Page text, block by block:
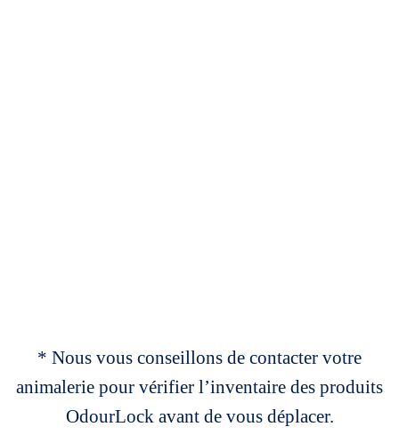
* Nous vous conseillons de contacter votre
animalerie pour vérifier l’inventaire des produits
OdourLock avant de vous déplacer.